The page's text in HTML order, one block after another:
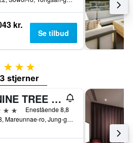
kr.
Se tilbud
3 stjerner
3 stjerner
NINE TREE BY PARNAS SEOUL MYEONGDONG 2
stjernerEnestående 8,8
28, Mareunnae-ro, Jung-gu, Seoul, Sydkorea